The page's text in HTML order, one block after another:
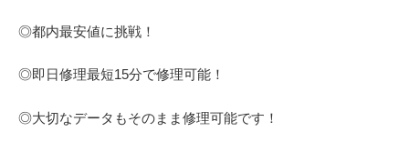
◎都内最安値に挑戦！
◎即日修理最短15分で修理可能！
◎大切なデータもそのまま修理可能です！